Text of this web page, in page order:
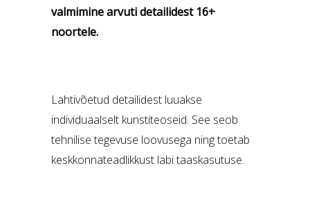
valmimine arvuti detailidest 16+
noortele.
Lahtivõetud detailidest luuakse
individuaalselt kunstiteoseid. See seob
tehnilise tegevuse loovusega ning toetab
keskkonnateadlikkust läbi taaskasutuse.